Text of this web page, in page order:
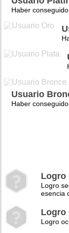
Haber
Usuario
Haber
Logro
Logro
esencia
Logro
Logro